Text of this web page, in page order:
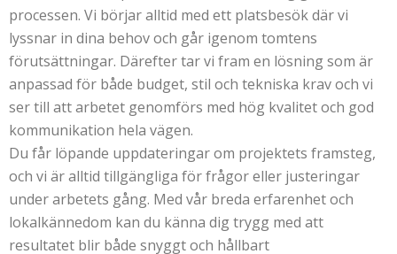
processen. Vi börjar alltid med ett platsbesök där vi
lyssnar in dina behov och går igenom tomtens
förutsättningar. Därefter tar vi fram en lösning som är
anpassad för både budget, stil och tekniska krav och vi
ser till att arbetet genomförs med hög kvalitet och god
kommunikation hela vägen.
Du får löpande uppdateringar om projektets framsteg,
och vi är alltid tillgängliga för frågor eller justeringar
under arbetets gång. Med vår breda erfarenhet och
lokalkännedom kan du känna dig trygg med att
resultatet blir både snyggt och hållbart